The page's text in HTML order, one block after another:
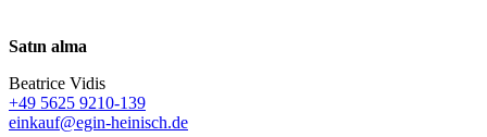
Satın alma
Beatrice Vidis
+49 5625 9210-139
einkauf@egin-heinisch.de